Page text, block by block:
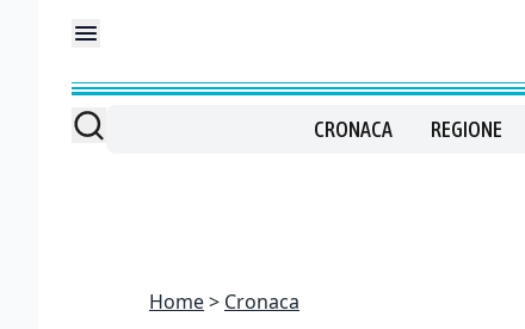
CRONACA REGIONE
Home Cronaca